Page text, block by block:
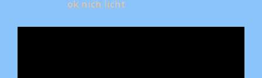
ok nich licht